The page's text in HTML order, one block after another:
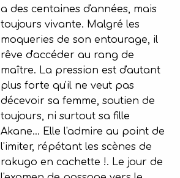
a des centaines d'années, mais
toujours vivante. Malgré les
moqueries de son entourage, il
rêve d'accéder au rang de
maître. La pression est d'autant
plus forte qu'il ne veut pas
décevoir sa femme, soutien de
toujours, ni surtout sa fille
Akane... Elle l'admire au point de
l'imiter, répétant les scènes de
rakugo en cachette !. Le jour de